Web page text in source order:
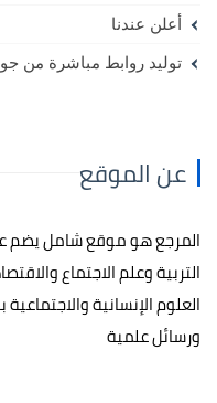
أعلن عندنا
توليد روابط مباشرة من
عن الموقع
المرجع هو موقع شامل يضم
التربية وعلم الاجتماع
العلوم الإنسانية
ورسائل علمية